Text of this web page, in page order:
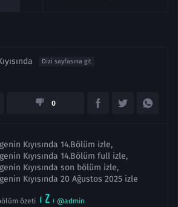
Dizi sayfasına git
0
Kıyısında 14.Bölüm izle,
Kıyısında 14.Bölüm full izle,
Kıyısında son bölüm izle,
Kıyısında 20 Ağustos 2025 izle
özeti
@admin